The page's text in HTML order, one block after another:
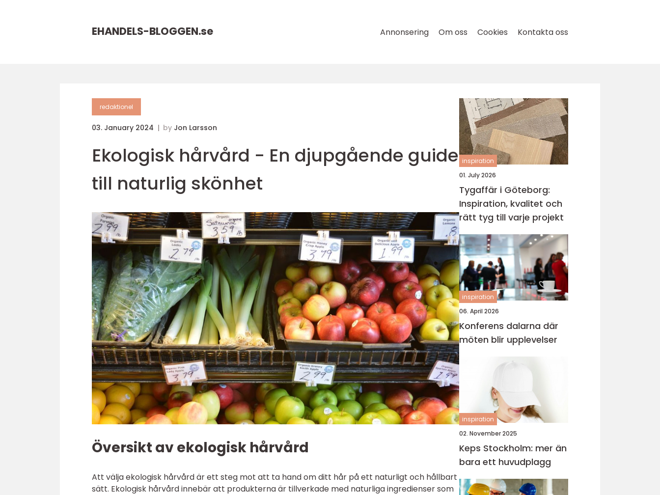
EHANDELS-BLOGGEN.se Annonsering Om oss Cookies Kontakta oss
redaktionel
03. January 2024 by Jon Larsson
Ekologisk hårvård - En djupgående guide
till naturlig skönhet
Översikt av ekologisk hårvård
Att välja ekologisk hårvård är ett steg mot att ta hand om ditt hår på ett naturligt och hållbart
sätt. Ekologisk hårvård innebär att produkterna är tillverkade med naturliga ingredienser som
inspiration
01. July 2026
Tygaffär i Göteborg:
Inspiration, kvalitet och
rätt tyg till varje projekt
inspiration
06. April 2026
Konferens dalarna där
möten blir upplevelser
inspiration
02. November 2025
Keps Stockholm: mer än
bara ett huvudplagg